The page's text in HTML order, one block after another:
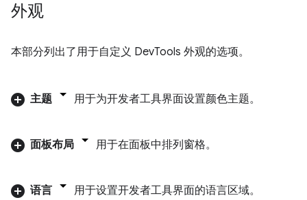
外观
本部分列出了用于自定义 DevTools 外观的选项。
主题 用于为开发者工具界面设置颜色主题。
面板布局 用于在面板中排列窗格。
语言 用于设置开发者工具界面的语言区域。